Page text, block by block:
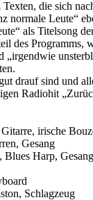
Texten, die sich
normale Leute“
als Titelsong
des Programms,
„irgendwie
drauf sind und
Radiohit
irische
Gesang
Harp, Gesang
Schlagzeug